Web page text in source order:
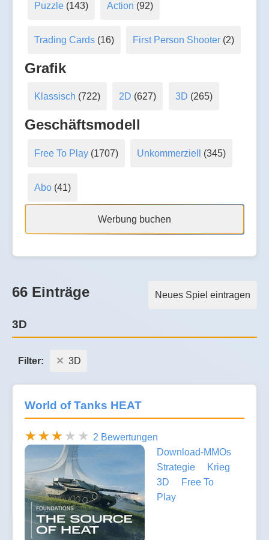
Puzzle(143) Action (92)
Trading Cards(16) First Person Shooter (2)
Grafik
Klassisch (722) 2D (627) 3D (265)
Geschäftsmodell
Free To Play(1707) Unkommerziell (345)
Abo(41)
Werbung buchen
Neues Spiel eintragen
66 Einträge
3D
Filter: 3D
World of Tanks HEAT
2 Bewertungen
Download-MMOs
Strategie
Krieg
3D
Free To
Play